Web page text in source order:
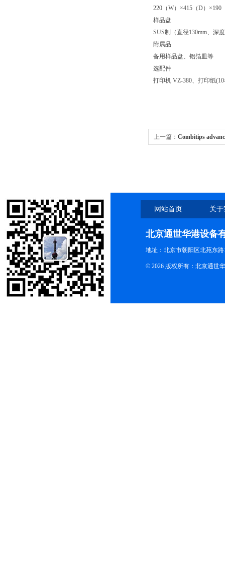
220（W）×415（D）×190
样品盘
SUS制（直径130mm、深
附属品
备用样品盘、铝箔皿等
选配件
打印机 VZ-380、打印纸
上一篇： Combitips
网站首页 关
北京通世华港设备
地址：北京市朝阳区北苑东路
© 2026 版权所有：北京通世